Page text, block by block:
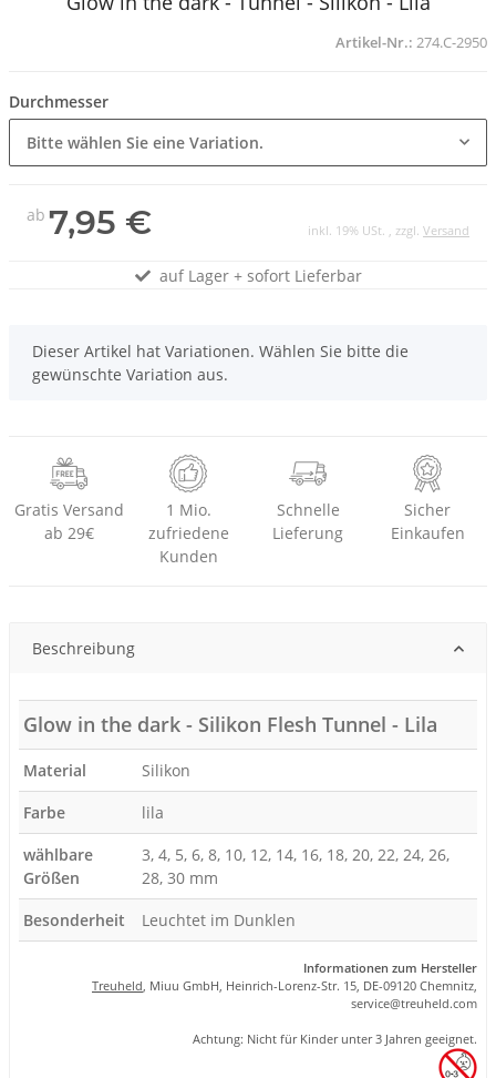
Artikel-Nr.: 274.C-2950
Durchmesser
Bitte wählen Sie eine Variation.
ab 7,95 € inkl. 19% USt. , zzgl. Versand
auf Lager + sofort Lieferbar
x
Dieser Artikel hat Variationen. Wählen Sie bitte die
gewünschte Variation aus.
Gratis Versand
ab 29€
1 Mio.
zufriedene
Kunden
Schnelle
Lieferung
Sicher
Einkaufen
Beschreibung
Glow in the dark - Silikon Flesh Tunnel - Lila
Material
Silikon
Farbe
lila
wählbare
Größen
3, 4, 5, 6, 8, 10, 12, 14, 16, 18, 20, 22, 24, 26,
28, 30 mm
Besonderheit
Leuchtet im Dunklen
Informationen zum Hersteller
Treuheld, Miuu GmbH, Heinrich-Lorenz-Str. 15, DE-09120 Chemnitz,
service@treuheld.com
Achtung: Nicht für Kinder unter 3 Jahren geeignet.